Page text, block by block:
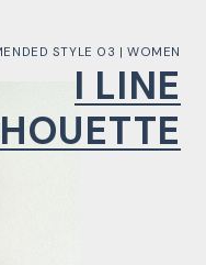
STYLE 03 | WOMEN
I LINE